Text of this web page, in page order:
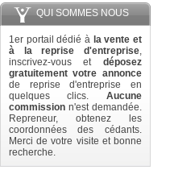
QUI SOMMES NOUS
1er portail dédié à la vente et
à la reprise d'entreprise,
inscrivez-vous et déposez
gratuitement votre annonce
de reprise d'entreprise en
quelques clics. Aucune
commission n'est demandée.
Repreneur, obtenez les
coordonnées des cédants.
Merci de votre visite et bonne
recherche.